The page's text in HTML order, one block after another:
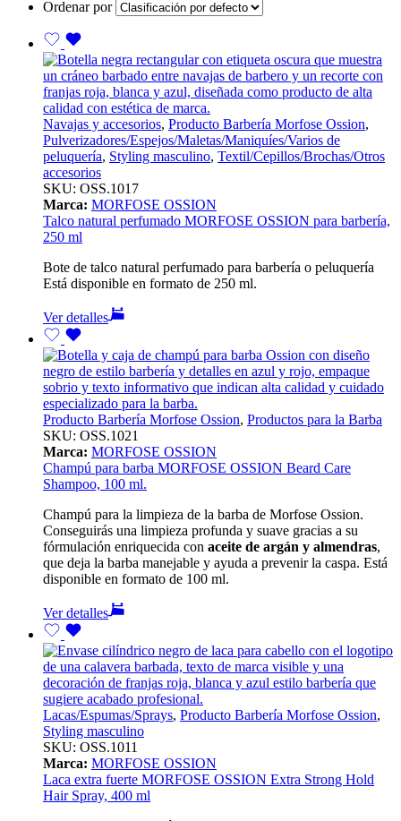
Ordenar por
Navajas y accesorios, Producto Barbería Morfose Ossion,
Pulverizadores/Espejos/Maletas/Maniquíes/Varios de
peluquería, Styling masculino, Textil/Cepillos/Brochas/Otros
accesorios
SKU: OSS.1017
Marca: MORFOSE OSSION
Talco natural perfumado MORFOSE OSSION para barbería,
250 ml
Bote de talco natural perfumado para barbería o peluquería
Está disponible en formato de 250 ml.
Ver detalles
Producto Barbería Morfose Ossion, Productos para la Barba
SKU: OSS.1021
Marca: MORFOSE OSSION
Champú para barba MORFOSE OSSION Beard Care
Shampoo, 100 ml.
Champú para la limpieza de la barba de Morfose Ossion.
Conseguirás una limpieza profunda y suave gracias a su
fórmulación enriquecida con aceite de argán y almendras,
que deja la barba manejable y ayuda a prevenir la caspa. Está
disponible en formato de 100 ml.
Ver detalles
Lacas/Espumas/Sprays, Producto Barbería Morfose Ossion,
Styling masculino
SKU: OSS.1011
Marca: MORFOSE OSSION
Laca extra fuerte MORFOSE OSSION Extra Strong Hold
Hair Spray, 400 ml